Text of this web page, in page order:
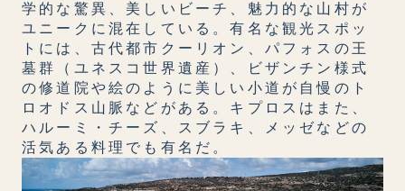
学的な驚異、美しいビーチ、魅力的な山村が
ユニークに混在している。有名な観光スポッ
トには、古代都市クーリオン、パフォスの王
墓群（ユネスコ世界遺産）、ビザンチン様式
の修道院や絵のように美しい小道が自慢のト
ロオドス山脈などがある。キプロスはまた、
ハルーミ・チーズ、スブラキ、メッゼなどの
活気ある料理でも有名だ。